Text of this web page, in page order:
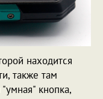
находится
также там
кнопка,